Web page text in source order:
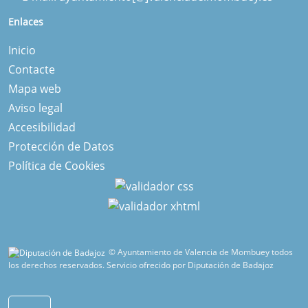
Enlaces
Inicio
Contacte
Mapa web
Aviso legal
Accesibilidad
Protección de Datos
Política de Cookies
© Ayuntamiento de Valencia de Mombuey todos
los derechos reservados.Servicio ofrecido por Diputación de Badajoz